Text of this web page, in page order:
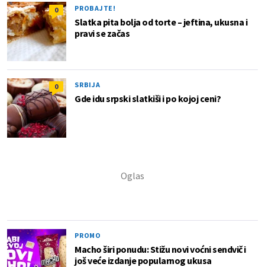
0 PROBAJTE!
Slatka pita bolja od torte – jeftina, ukusna i
pravi se začas
0 SRBIJA
Gde idu srpski slatkiši i po kojoj ceni?
PROMO
Macho širi ponudu: Stižu novi voćni sendvič i
još veće izdanje popularnog ukusa